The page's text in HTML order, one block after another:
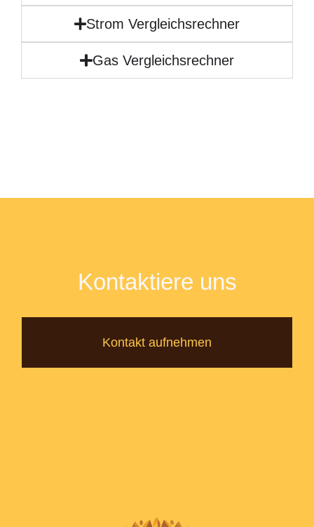
Strom Vergleichsrechner
Gas Vergleichsrechner
Kontaktiere uns
Kontakt aufnehmen